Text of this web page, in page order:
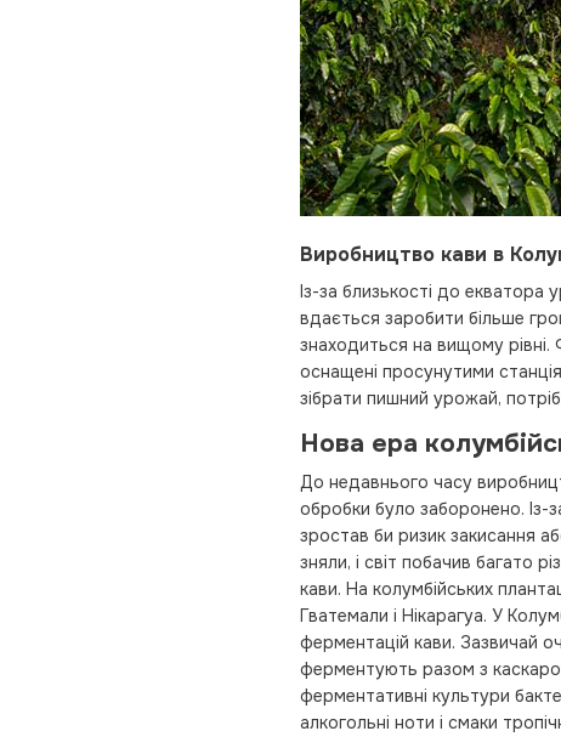
Виробництво кави в
Із-за близькості до
вдається заробити більше
знаходиться на вищому рівні.
оснащені просунутими
зібрати пишний урожай,
Нова ера
До недавнього часу
обробки було заборонено. Із-
зростав би ризик закисання
зняли, і світ побачив багато
кави. На колумбійських
Гватемали і Нікарагуа. У
ферментацій кави. Зазвичай
ферментують разом з
ферментативні культури
алкогольні ноти і смаки